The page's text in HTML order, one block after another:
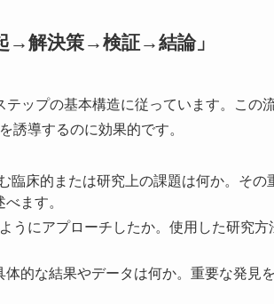
→解決策→検証→結論」
ップの基本構造に従っています。この
誘導するのに効果的です。
臨床的または研究上の課題は何か。その
ます。
うにアプローチしたか。使用した研究方
的な結果やデータは何か。重要な発見